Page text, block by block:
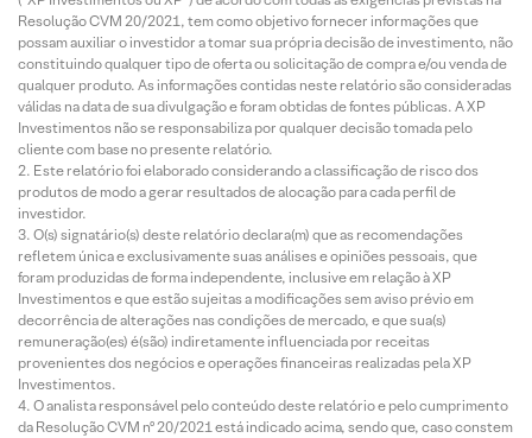
Resolução CVM 20/2021, tem como objetivo fornecer informações que
possam auxiliar o investidor a tomar sua própria decisão de investimento, não
constituindo qualquer tipo de oferta ou solicitação de compra e/ou venda de
qualquer produto. As informações contidas neste relatório são consideradas
válidas na data de sua divulgação e foram obtidas de fontes públicas. A XP
Investimentos não se responsabiliza por qualquer decisão tomada pelo
cliente com base no presente relatório.
Este relatório foi elaborado considerando a classificação de risco dos
produtos de modo a gerar resultados de alocação para cada perfil de
investidor.
O(s) signatário(s) deste relatório declara(m) que as recomendações
refletem única e exclusivamente suas análises e opiniões pessoais, que
foram produzidas de forma independente, inclusive em relação à XP
Investimentos e que estão sujeitas a modificações sem aviso prévio em
decorrência de alterações nas condições de mercado, e que sua(s)
remuneração(es) é(são) indiretamente influenciada por receitas
provenientes dos negócios e operações financeiras realizadas pela XP
Investimentos.
O analista responsável pelo conteúdo deste relatório e pelo cumprimento
da Resolução CVM nº 20/2021 está indicado acima, sendo que, caso constem